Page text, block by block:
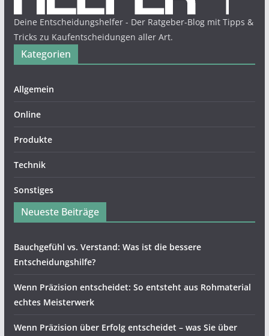
Deine Entscheidungshelfer - Der Ratgeber-Blog mit Tipps &
Tricks zu Kaufentscheidungen aller Art.
Kategorien
Allgemein
Online
Produkte
Technik
Sonstiges
Neueste Beiträge
Bauchgefühl vs. Verstand: Was ist die bessere
Entscheidungshilfe?
Wenn Präzision entscheidet: So entsteht aus Rohmaterial
echtes Meisterwerk
Wenn Präzision über Erfolg entscheidet – was Sie über